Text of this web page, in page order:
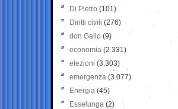
Di Pietro (101)
Diritti civili (276)
don Gallo (9)
economia (2.331)
elezioni (3.303)
emergenza (3.077)
Energia (45)
Esselunga (2)